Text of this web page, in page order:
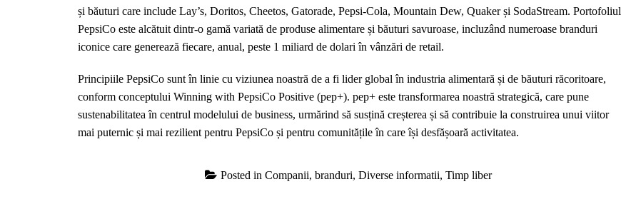
și băuturi care include Lay’s, Doritos, Cheetos, Gatorade, Pepsi-Cola, Mountain Dew, Quaker și SodaStream. Portofoliul
PepsiCo este alcătuit dintr-o gamă variată de produse alimentare și băuturi savuroase, incluzând numeroase branduri
iconice care generează fiecare, anual, peste 1 miliard de dolari în vânzări de retail.
Principiile PepsiCo sunt în linie cu viziunea noastră de a fi lider global în industria alimentară și de băuturi răcoritoare,
conform conceptului Winning with PepsiCo Positive (pep+). pep+ este transformarea noastră strategică, care pune
sustenabilitatea în centrul modelului de business, urmărind să susțină creșterea și să contribuie la construirea unui viitor
mai puternic și mai rezilient pentru PepsiCo și pentru comunitățile în care își desfășoară activitatea.
Posted in Companii, branduri, Diverse informatii, Timp liber